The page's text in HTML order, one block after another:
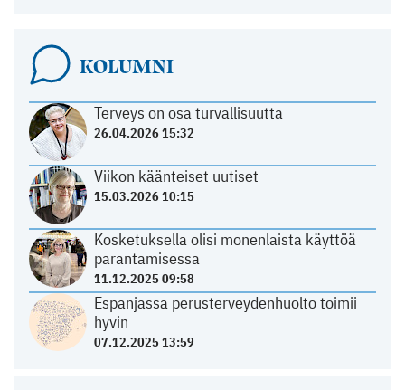
KOLUMNI
Terveys on osa turvallisuutta
26.04.2026 15:32
Viikon käänteiset uutiset
15.03.2026 10:15
Kosketuksella olisi monenlaista käyttöä
parantamisessa
11.12.2025 09:58
Espanjassa perusterveydenhuolto toimii
hyvin
07.12.2025 13:59